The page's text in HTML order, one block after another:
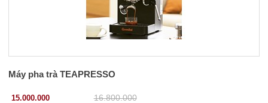
Máy pha trà TEAPRESSO
15.000.000 16.800.000